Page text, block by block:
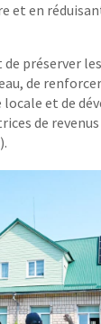
et en
préserver
de
et de
de